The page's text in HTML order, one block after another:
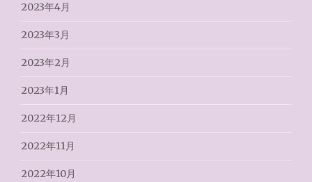
2023年4月
2023年3月
2023年2月
2023年1月
2022年12月
2022年11月
2022年10月